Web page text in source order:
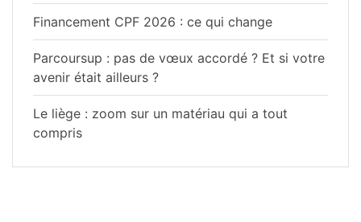
Financement CPF 2026 : ce qui change
Parcoursup : pas de vœux accordé ? Et si votre
avenir était ailleurs ?
Le liège : zoom sur un matériau qui a tout
compris